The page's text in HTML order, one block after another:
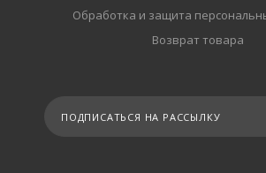
Обработка и защита
Возврат товара
ПОДПИСАТЬСЯ НА РАССЫЛКУ